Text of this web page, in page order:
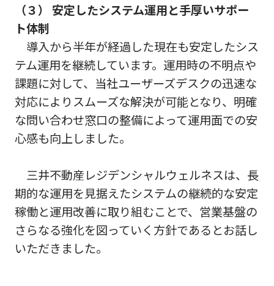
（３） 安定したシステム運用と手厚いサポー
ト体制
導入から半年が経過した現在も安定したシス
テム運用を継続しています。運用時の不明点や
課題に対して、当社ユーザーズデスクの迅速な
対応によりスムーズな解決が可能となり、明確
な問い合わせ窓口の整備によって運用面での安
心感も向上しました。
三井不動産レジデンシャルウェルネスは、長
期的な運用を見据えたシステムの継続的な安定
稼働と運用改善に取り組むことで、営業基盤の
さらなる強化を図っていく方針であるとお話し
いただきました。